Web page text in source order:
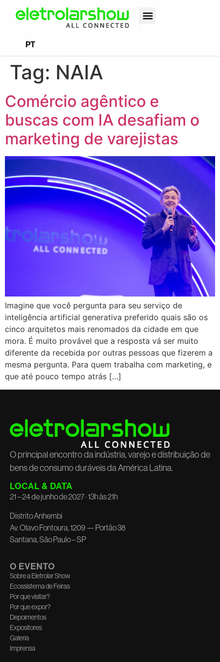
PT
ES
Tag: NAIA
Comércio agêntico e
buscas com IA desafiam o
marketing de varejistas
Imagine que você pergunta para seu serviço de
inteligência artificial generativa preferido quais são os
cinco arquitetos mais renomados da cidade em que
mora. É muito provável que a resposta vá ser muito
diferente da recebida por outras pessoas que fizerem a
mesma pergunta. Para quem trabalha com marketing, e
que até pouco tempo atrás […]
O principal encontro da indústria, varejo e distribuição de
bens de consumo duráveis da América Latina.
LOCAL & DATA
21 – 24 de junho de 2027 · 13h às 21h
Distrito Anhembi
Av. Olavo Fontoura, 1209 — Portão 38
Santana, São Paulo – SP
O EVENTO
Sobre a Eletrolar Show
Ecossistema de Feiras
Por que visitar?
Por que expor?
Depoimentos
Expositores
Galeria
Imprensa